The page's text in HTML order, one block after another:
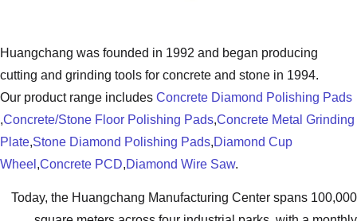
Huangchang was founded in 1992
cutting and grinding tools for concrete
Our product range includesConcrete
,Concrete/Stone Floor Polishing Pads,
Plate,Stone Diamond Polishing Pads
Wheel, Concrete PCD
Today, the Huangchang